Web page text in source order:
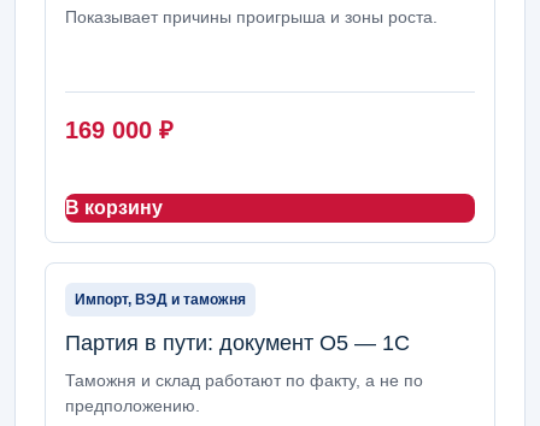
Показывает причины проигрыша и зоны роста.
169 000 ₽
В корзину
Импорт, ВЭД и таможня
Партия в пути: документ О5 — 1С
Таможня и склад работают по факту, а не по
предположению.